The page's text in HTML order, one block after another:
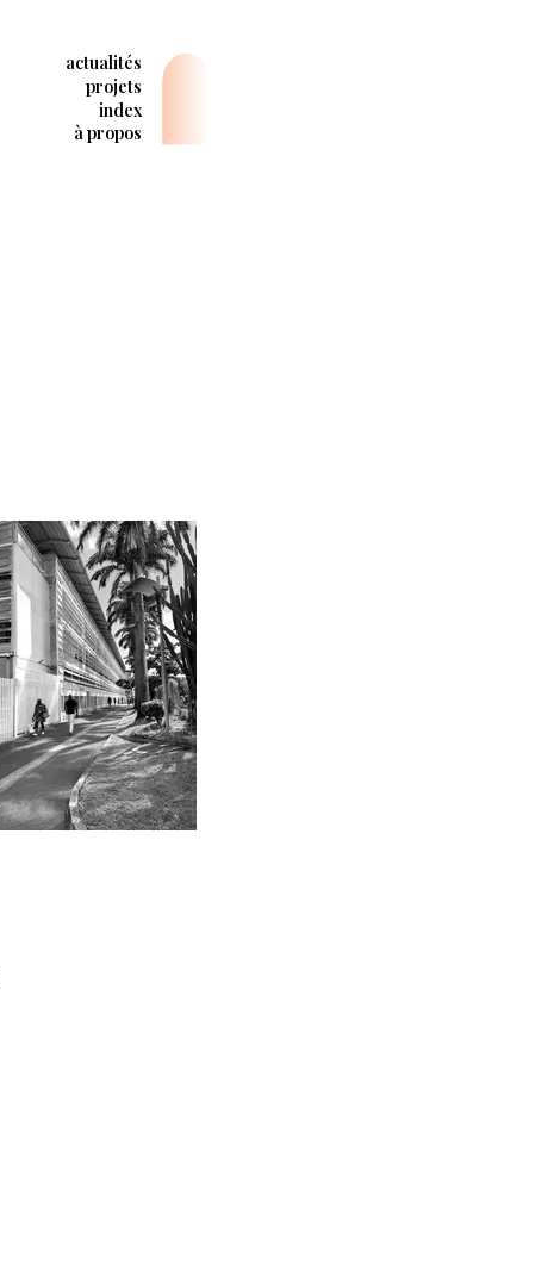
actualités
projets
index
à propos